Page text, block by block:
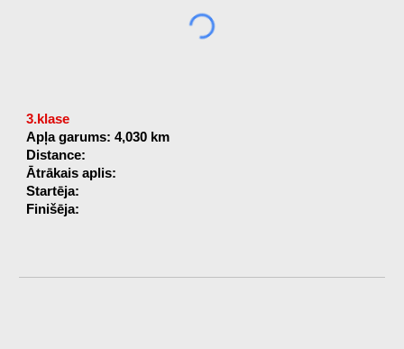
3.klase
Apļa garums: 4,030 km
Distance:
Ātrākais aplis:
Startēja:
Finišēja: